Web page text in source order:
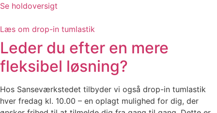
Se holdoversigt
Læs om drop-in tumlastik
Leder du efter en mere
fleksibel løsning?
Hos Sanseværkstedet tilbyder vi også drop-in tumlastik
hver fredag kl. 10.00 – en oplagt mulighed for dig, der